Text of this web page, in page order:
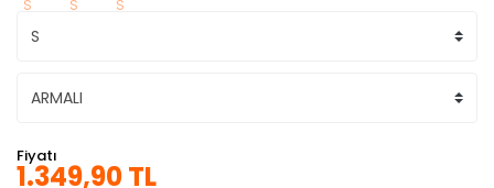
Fiyatı
1.349,90 TL